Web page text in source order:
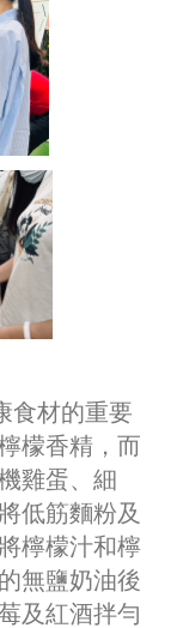
食材的重要
檬香精，而
雞蛋、細
低筋麵粉及
檸檬汁和檸
無鹽奶油後
及紅酒拌勻